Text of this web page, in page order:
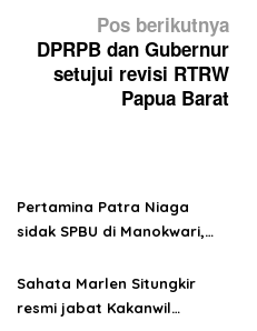
Pos berikutnya
DPRPB dan Gubernur
setujui revisi RTRW
Papua Barat
Pertamina Patra Niaga
sidak SPBU di Manokwari,
subsidi
Sahata Marlen Situngkir
resmi jabat Kakanwil